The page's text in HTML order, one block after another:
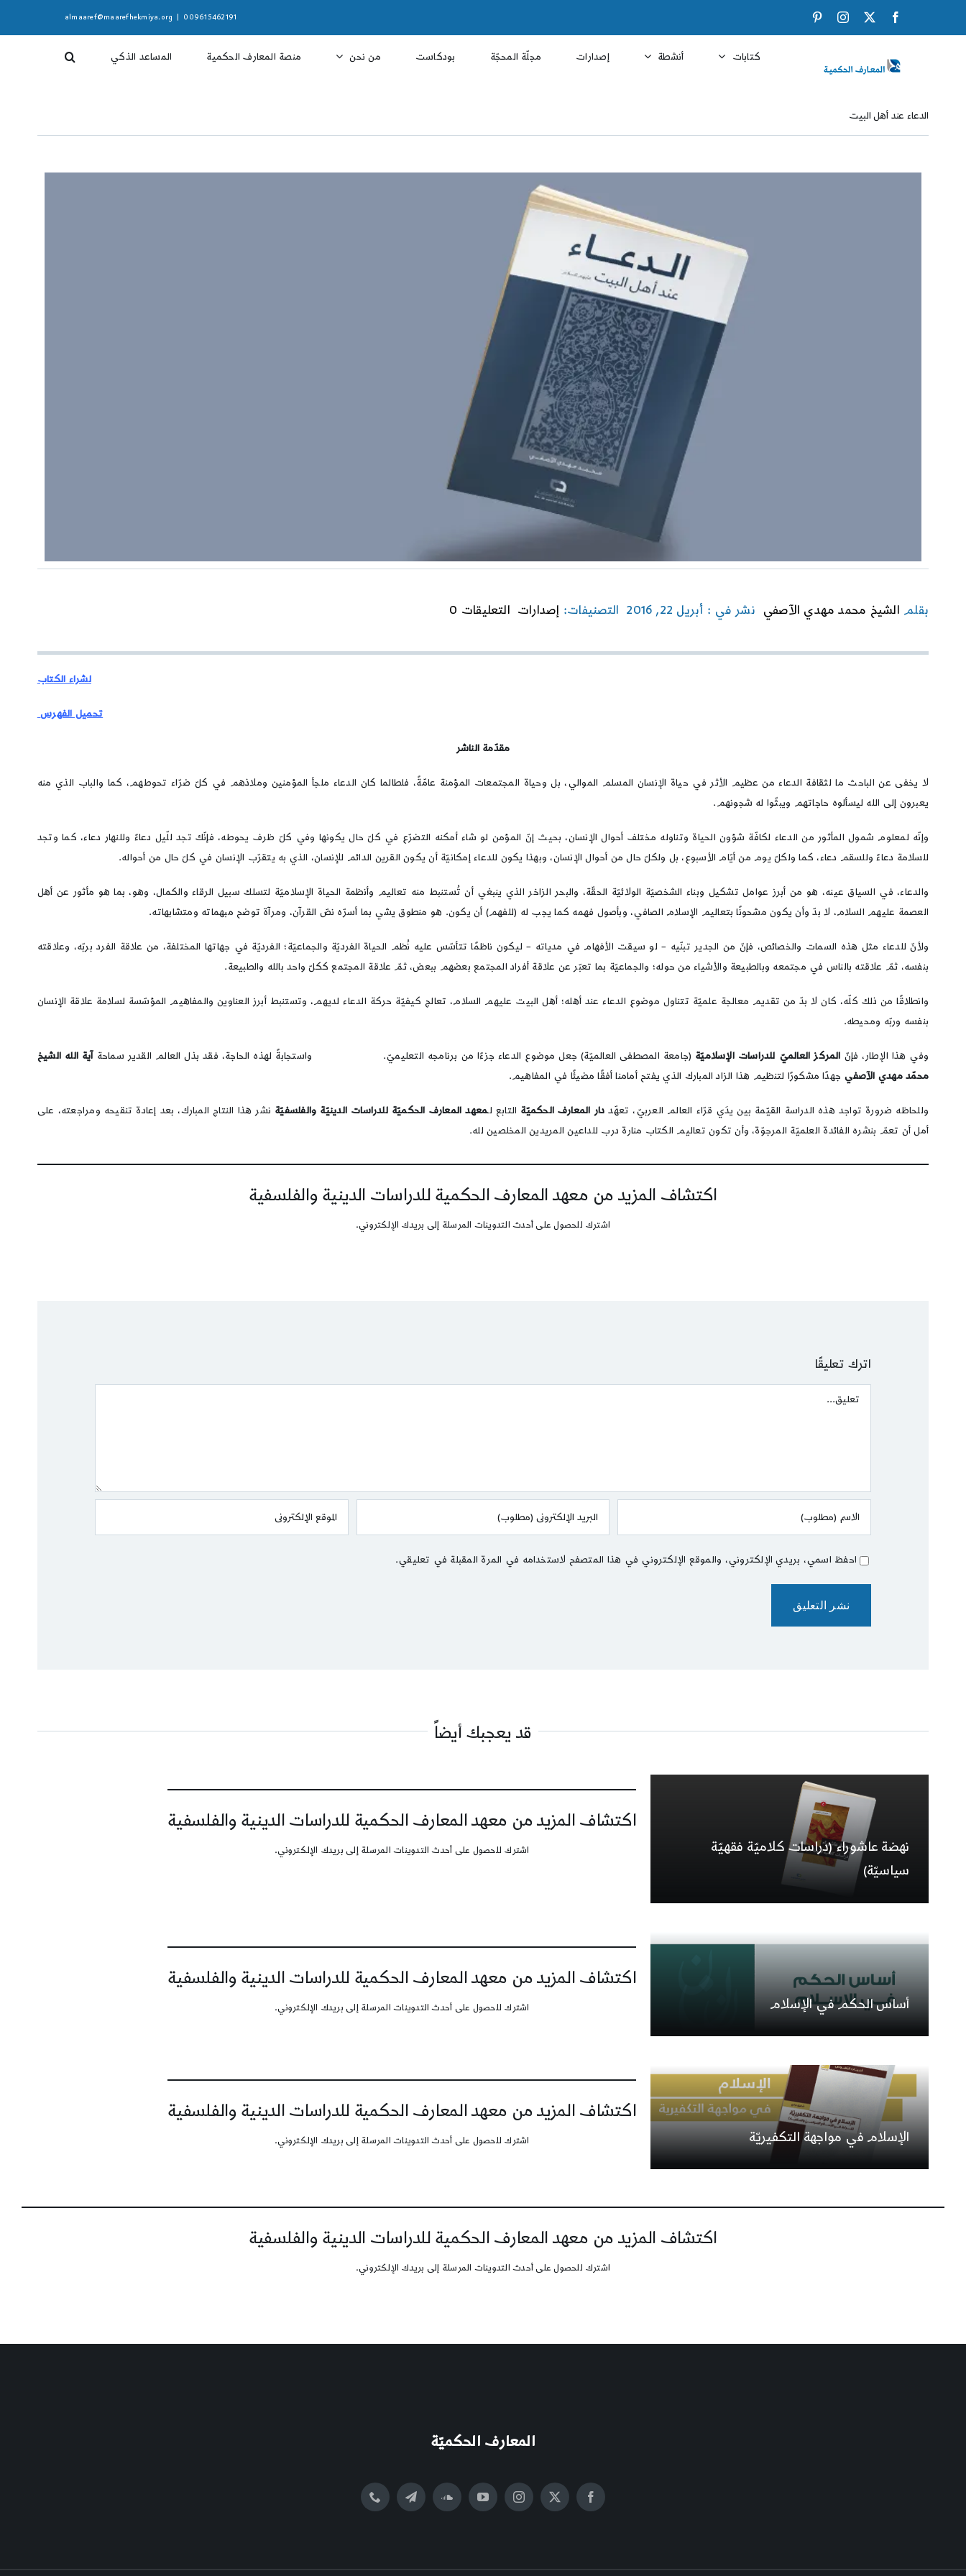
Facebook
X
Instagram
009615462191
almaaref@maarefhekmiya.org
كتابات أنشطة إصدارات مجلّة المحجّة بودكاست من نحن منصة المعارف الحكمية المساعد الذكي
الدعاء عند أهل البيت
بقلم الشيخ محمد مهدي الآصفي نشر في : أبريل 22, 2016 التصنيفات: إصدارات التعليقات 0
on
أهل
لشراء الكتاب
تحميل الفهرس
مقدّمة الناشر
لا يخفى عن الباحث ما لثقافة الدعاء من عظيم الأثر في حياة الإنسان المسلم الموالي، بل وحياة المجتمعات المؤمنة عامّةً، فلطالما كان الدعاء ملجأ المؤمنين وملاذهم في كلّ ضرّاء تحوطهم، كما والباب الذي منه
يعبرون إلى الله ليسألوه حاجاتهم ويبثّوا له شجونهم.
وإنّه لمعلوم شمول المأثور من الدعاء لكافّة شؤون الحياة وتناوله مختلف أحوال الإنسان، بحيث إنّ المؤمن لو شاء أمكنه التضرّع في كلّ حال يكونها وفي كلّ ظرف يحوطه، فإنّك تجد للّيل دعاءً وللنهار دعاء، كما وتجد
للسلامة دعاءً وللسقم دعاء، كما ولكلّ يوم من أيّام الأسبوع، بل ولكلّ حال من أحوال الإنسان، وبهذا يكون للدعاء إمكانيّة أن يكون القرين الدائم للإنسان، الذي به يتقرّب الإنسان في كلّ حال من أحواله.
والدعاء، في السياق عينه، هو من أبرز عوامل تشكيل وبناء الشخصيّة الولائيّة الحقّة، والبحر الزاخر الذي ينبغي أن تُستنبط منه تعاليم وأنظمة الحياة الإسلاميّة لتسلك سبيل الرقاء والكمال، وهو، بما هو مأثور عن أهل
العصمة عليهم السلام، لا بدّ وأن يكون مشحونًا بتعاليم الإسلام الصافي، وبأصول فهمه كما يجب له (للفهم) أن يكون. هو منطوق يشي بما أسرّه نصّ القرآن، ومرآة توضح مبهماته ومتشابهاته.
ولأنّ للدعاء مثل هذه السمات والخصائص، فإنّ من الجدير تبنّيه – لو سيقت الأفهام في مدياته – ليكون ناظمًا تتأسّس عليه نُظم الحياة الفرديّة والجماعيّة؛ الفرديّة في جهاتها المختلفة، من علاقة الفرد بربّه، وعلاقته
بنفسه، ثمّ علاقته بالناس في مجتمعه وبالطبيعة والأشياء من حوله؛ والجماعيّة بما تعبّر عن علاقة أفراد المجتمع بعضهم ببعض، ثمّ علاقة المجتمع ككلّ واحد بالله والطبيعة.
وانطلاقًا من ذلك كلّه، كان لا بدّ من تقديم معالجة علميّة تتناول موضوع الدعاء عند أهله؛ أهل البيت عليهم السلام، تعالج كيفيّة حركة الدعاء لديهم، وتستنبط أبرز العناوين والمفاهيم المؤسّسة لسلامة علاقة الإنسان
بنفسه وربّه ومحيطه.
وفي هذا الإطار، فإنّ المركز العالميّ للدراسات الإسلاميّة (جامعة المصطفى العالميّة) جعل موضوع الدعاء جزءًا من برنامجه التعليميّ. واستجابةً لهذه الحاجة، فقد بذل العالم القدير سماحة آية الله الشيخ
محمّد مهدي الآصفي جهدًا مشكورًا لتنظيم هذا الزاد المبارك الذي يفتح أمامنا أفقًا مضيئًا في المفاهيم.
وللحاظه ضرورة تواجد هذه الدراسة القيّمة بين يدَي قرّاء العالم العربيّ، تعهّد دار المعارف الحكميّة التابع لـمعهد المعارف الحكميّة للدراسات الدينيّة والفلسفيّة نشر هذا النتاج المبارك، بعد إعادة تنقيحه ومراجعته، على
أمل أن تعمّ بنشره الفائدة العلميّة المرجوّة، وأن تكون تعاليم الكتاب منارة درب للداعين المريدين المخلصين لله.
اكتشاف المزيد من معهد المعارف الحكمية للدراسات الدينية والفلسفية
اشترك للحصول على أحدث التدوينات المرسلة إلى بريدك الإلكتروني.
اترك تعليقًا
Comment
احفظ اسمي، بريدي الإلكتروني، والموقع الإلكتروني في هذا المتصفح لاستخدامه في المرة المقبلة في تعليقي.
قد يعجبك أيضاً
نهضة عاشوراء (دراسات كلاميّة فقهيّة
سياسيّة)
اكتشاف المزيد من معهد المعارف الحكمية للدراسات الدينية والفلسفية
اشترك للحصول على أحدث التدوينات المرسلة إلى بريدك الإلكتروني.
أساس الحكم في الإسلام
اكتشاف المزيد من معهد المعارف الحكمية للدراسات الدينية والفلسفية
اشترك للحصول على أحدث التدوينات المرسلة إلى بريدك الإلكتروني.
الإسلام في مواجهة التكفيريّة
اكتشاف المزيد من معهد المعارف الحكمية للدراسات الدينية والفلسفية
اشترك للحصول على أحدث التدوينات المرسلة إلى بريدك الإلكتروني.
اكتشاف المزيد من معهد المعارف الحكمية للدراسات الدينية والفلسفية
اشترك للحصول على أحدث التدوينات المرسلة إلى بريدك الإلكتروني.
المعارف الحكميّة